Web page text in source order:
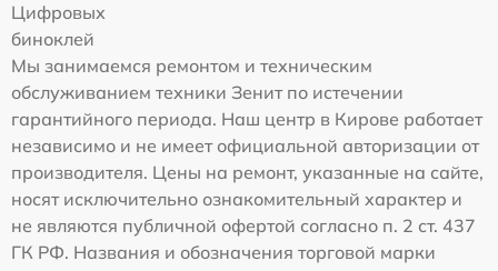
Цифровых
биноклей
Мы занимаемся ремонтом и техническим
обслуживанием техники Зенит по истечении
гарантийного периода. Наш центр в Кирове работает
независимо и не имеет официальной авторизации от
производителя. Цены на ремонт, указанные на сайте,
носят исключительно ознакомительный характер и
не являются публичной офертой согласно п. 2 ст. 437
ГК РФ. Названия и обозначения торговой марки